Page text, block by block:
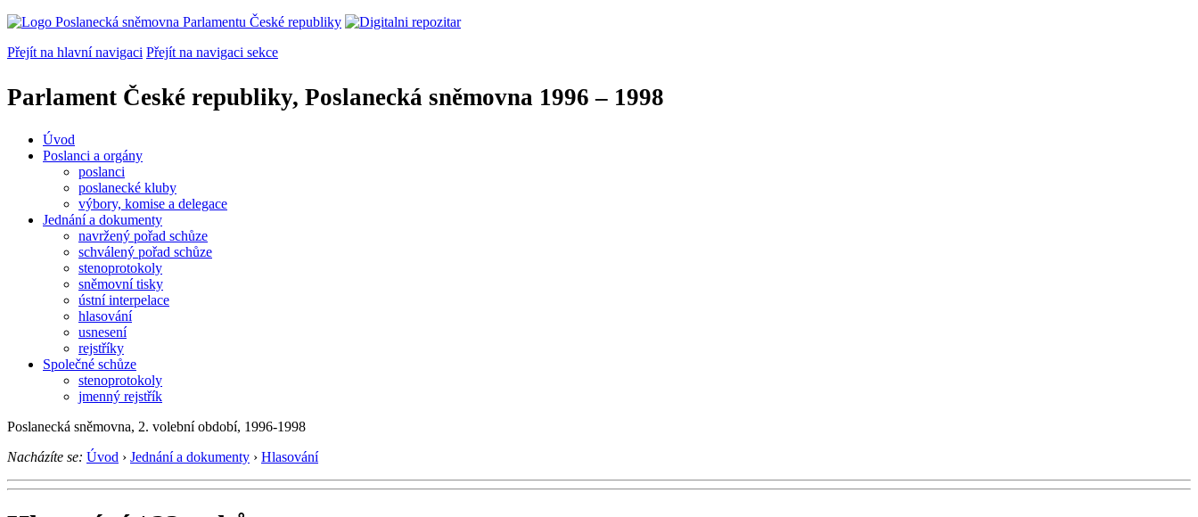
Přejít na hlavní navigaci Přejít na navigaci sekce
Parlament České republiky, Poslanecká sněmovna 1996 – 1998
Úvod
Poslanci a orgány
poslanci
poslanecké kluby
výbory, komise a delegace
Jednání a dokumenty
navržený pořad schůze
schválený pořad schůze
stenoprotokoly
sněmovní tisky
ústní interpelace
hlasování
usnesení
rejstříky
Společné schůze
stenoprotokoly
jmenný rejstřík
Poslanecká sněmovna, 2. volební období, 1996-1998
Nacházíte se: Úvod › Jednání a dokumenty › Hlasování